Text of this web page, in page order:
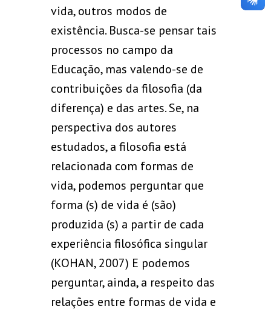
vida, outros modos de
existência. Busca-se pensar tais
processos no campo da
Educação, mas valendo-se de
contribuições da filosofia (da
diferença) e das artes. Se, na
perspectiva dos autores
estudados, a filosofia está
relacionada com formas de
vida, podemos perguntar que
forma (s) de vida é (são)
produzida (s) a partir de cada
experiência filosófica singular
(KOHAN, 2007) E podemos
perguntar, ainda, a respeito das
relações entre formas de vida e